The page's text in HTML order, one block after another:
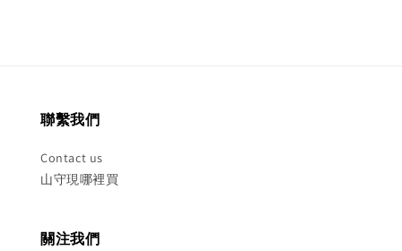
聯繫我們
Contact us
山守現哪裡買
關注我們